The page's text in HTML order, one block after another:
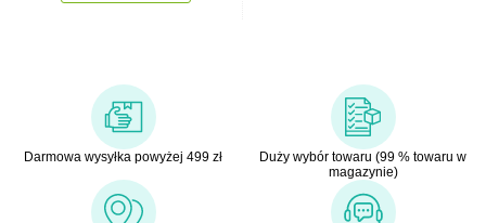
Darmowa wysyłka powyżej 499 zł
Duży wybór towaru (99 % towaru w
magazynie)